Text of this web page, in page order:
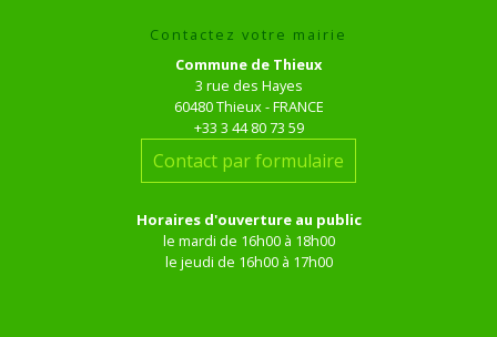
Contactez votre mairie
Commune de Thieux
3 rue des Hayes
60480 Thieux - FRANCE
+33 3 44 80 73 59
Contact par formulaire
Horaires d'ouverture au public
le mardi de 16h00 à 18h00
le jeudi de 16h00 à 17h00